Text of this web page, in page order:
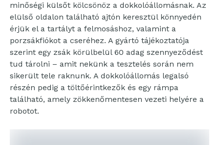
minőségi külsőt kölcsönöz a dokkolóállomásnak. Az
elülső oldalon található ajtón keresztül könnyedén
érjük el a tartályt a felmosáshoz, valamint a
porzsákfiókot a cseréhez. A gyártó tájékoztatója
szerint egy zsák körülbelül 60 adag szennyeződést
tud tárolni – amit nekünk a tesztelés során nem
sikerült tele raknunk. A dokkolóállomás legalsó
részén pedig a töltőérintkezők és egy rámpa
található, amely zökkenőmentesen vezeti helyére a
robotot.